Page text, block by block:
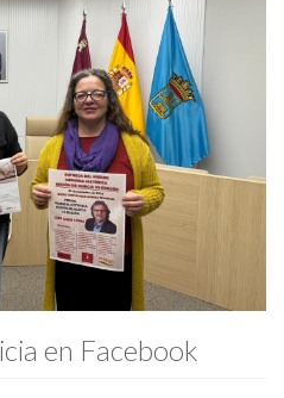
en Facebook